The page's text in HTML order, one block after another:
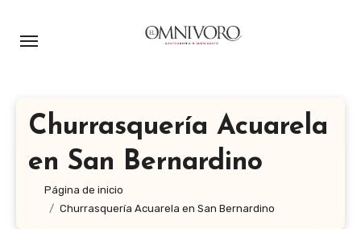
Churrasquería Acuarela
en San Bernardino
Página de inicio
Churrasquería Acuarela en San Bernardino